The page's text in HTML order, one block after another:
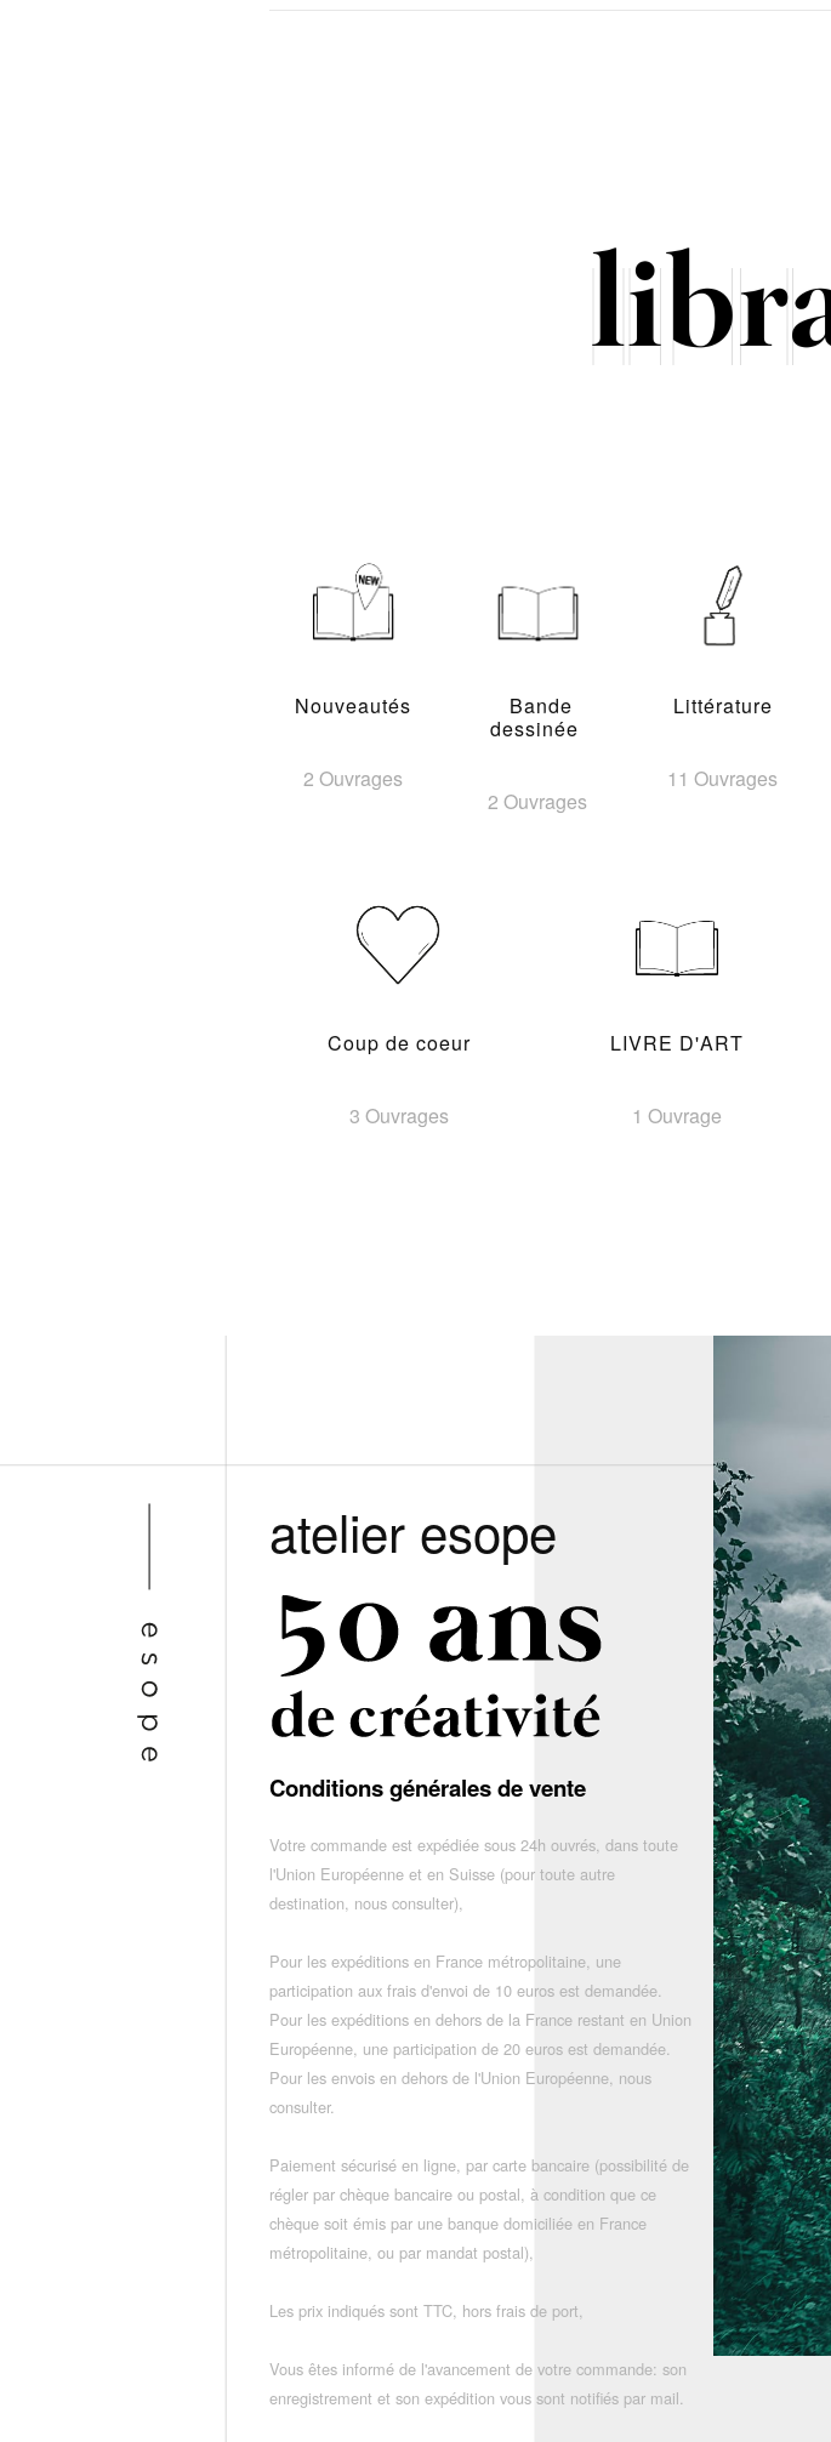
Nouveautés
2 Ouvrages
Bande
dessinée
2 Ouvrages
Littérature
11 Ouvrages
Coup de coeur
3 Ouvrages
LIVRE D'ART
1 Ouvrage
atelier esope
Conditions générales de vente
Votre commande est expédiée sous 24h ouvrés, dans toute
l'Union Européenne et en Suisse (pour toute autre
destination, nous consulter),
Pour les expéditions en France métropolitaine, une
participation aux frais d'envoi de 10 euros est demandée.
Pour les expéditions en dehors de la France restant en Union
Européenne, une participation de 20 euros est demandée.
Pour les envois en dehors de l'Union Européenne, nous
consulter.
Paiement sécurisé en ligne, par carte bancaire (possibilité de
régler par chèque bancaire ou postal, à condition que ce
chèque soit émis par une banque domiciliée en France
métropolitaine, ou par mandat postal),
Les prix indiqués sont TTC, hors frais de port,
Vous êtes informé de l'avancement de votre commande: son
enregistrement et son expédition vous sont notifiés par mail.